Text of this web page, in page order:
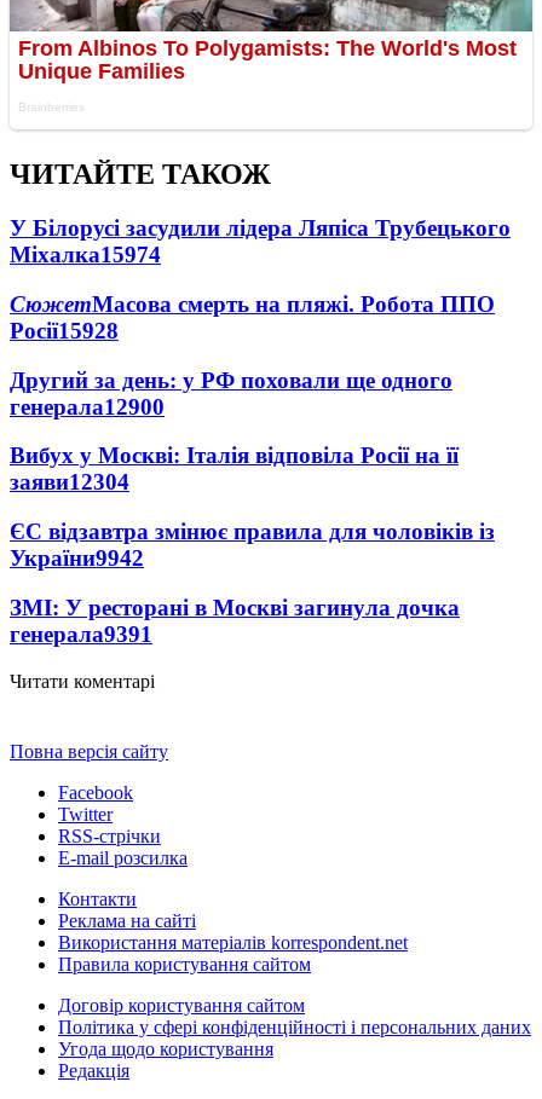
ЧИТАЙТЕ ТАКОЖ
У Білорусі засудили лідера Ляпіса Трубецького
Міхалка15974
СюжетМасова смерть на пляжі. Робота ППО
Росії15928
Другий за день: у РФ поховали ще одного
генерала12900
Вибух у Москві: Італія відповіла Росії на її
заяви12304
ЄС відзавтра змінює правила для чоловіків із
України9942
ЗМІ: У ресторані в Москві загинула дочка
генерала9391
Читати коментарі
Повна версія сайту
Facebook
Twitter
RSS-стрічки
E-mail розсилка
Контакти
Реклама на сайті
Використання матеріалів korrespondent.net
Правила користування сайтом
Договір користування сайтом
Політика у сфері конфіденційності і персональних даних
Угода щодо користування
Редакція